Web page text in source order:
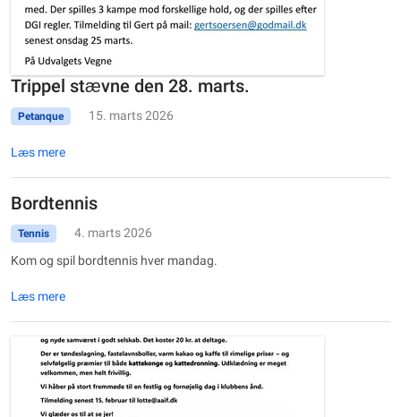
Trippel stævne den 28. marts.
Petanque 15. marts 2026
Læs mere
Bordtennis
Tennis
4. marts 2026
Kom og spil bordtennis hver mandag.
Læs mere